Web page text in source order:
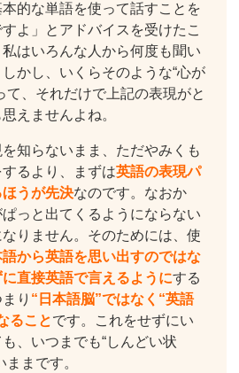
的な単語を使って話すことを
よ」とアドバイスを受けたこ
はいろんな人から何度も聞い
かし、いくらそのような“心が
て、それだけで上記の表現がと
えませんよね。
知らないまま、ただやみくも
るより、まずは英語の表現パ
うが先決なのです。なおか
っと出てくるようにならない
りません。そのためには、使
語から英語を思い出すのではな
直接英語で言えるようにする
り “日本語脳”ではなく“英語
ることです。これをせずにい
、いつまでも“しんどい状
まです。